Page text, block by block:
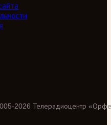
-2026 Телерадиоцентр